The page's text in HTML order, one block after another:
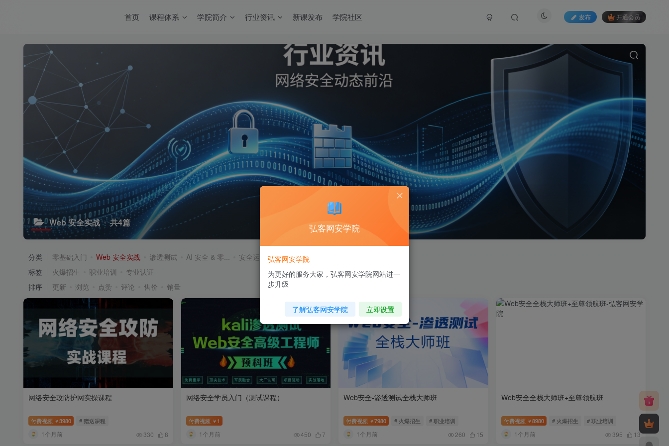
首页 课程体系 学院简介 行业资讯 新课发布 学院社区 发布 开通会员
Web 安全实战 共4篇
分类 零基础入门 Web 安全实战 渗透测试 AI 安全 & 零... 安全运维 & ...
考试&认证
标签
火爆招生 职业培训
专业认证
排序
更新 浏览 点赞 评论 售价 销量
网络安全攻防护网实操课程
付费视频 ￥3980 # 赠送课程
1个月前 330 8
网络安全学员入门（测试课程）
付费视频 ￥ 1
1个月前 450 7
Web安全-渗透测试全栈大师班
付费视频 ￥7980 # 火爆招生 # 职业培训
1个月前 260 15
Web安全全栈大师班+至尊领航班
付费视频 ￥8980 # 火爆招生 # 职业培训
1个月前 395 13
弘客网安学院
弘客网安学院
为更好的服务大家，弘客网安学院网站进一
步升级
了解弘客网安学院 立即设置